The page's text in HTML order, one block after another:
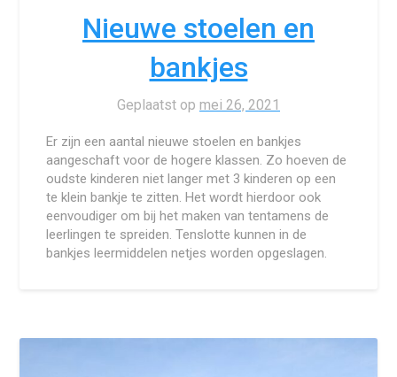
Nieuwe stoelen en
bankjes
Geplaatst op mei 26, 2021
Er zijn een aantal nieuwe stoelen en bankjes
aangeschaft voor de hogere klassen. Zo hoeven de
oudste kinderen niet langer met 3 kinderen op een
te klein bankje te zitten. Het wordt hierdoor ook
eenvoudiger om bij het maken van tentamens de
leerlingen te spreiden. Tenslotte kunnen in de
bankjes leermiddelen netjes worden opgeslagen.